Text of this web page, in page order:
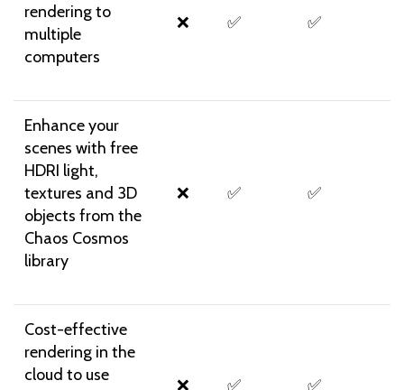
rendering to
multiple
computers
❌ ✅ ✅
Enhance your
scenes with free
HDRI light,
textures and 3D
objects from the
Chaos Cosmos
library
❌ ✅ ✅
Cost-effective
rendering in the
cloud to use
❌ ✅ ✅